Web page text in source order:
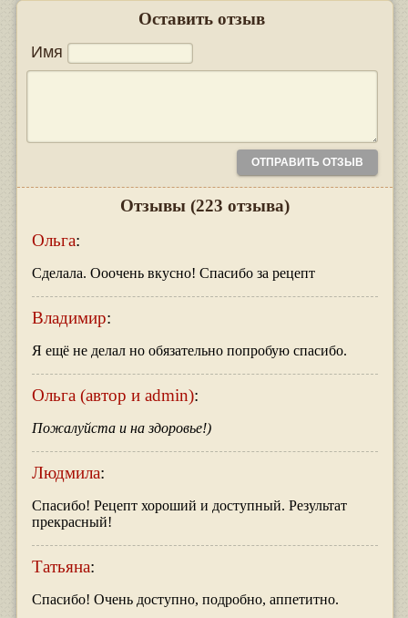
Оставить отзыв
Имя
Отзывы (223 отзыва)
Ольга:
Сделала. Ооочень вкусно! Спасибо за рецепт
Владимир:
Я ещё не делал но обязательно попробую спасибо.
Ольга (автор и admin):
Пожалуйста и на здоровье!)
Людмила:
Спасибо! Рецепт хороший и доступный. Результат
прекрасный!
Татьяна:
Спасибо! Очень доступно, подробно, аппетитно.